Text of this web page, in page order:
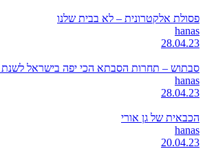
פסולת אלקטרונית – לא בבית שלנו
hanas
28.04.23
סבתוש – תחרות הסבתא הכי יפה בישראל לשנת 2023
hanas
28.04.23
הכבאית של גן אורי
hanas
20.04.23